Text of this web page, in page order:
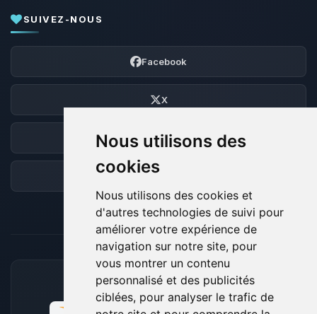
Nous utilisons des
cookies
Nous utilisons des cookies et
d'autres technologies de suivi pour
améliorer votre expérience de
navigation sur notre site, pour
vous montrer un contenu
personnalisé et des publicités
ciblées, pour analyser le trafic de
SUIVEZ-NOUS
Facebook
X
Discord
Forum
MOYENS DE PAIEMENT ACCEPTÉS